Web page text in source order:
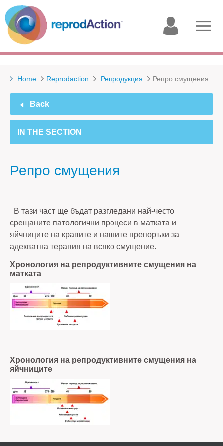
account
Home Reprodaction Репродукция Репро смущения
Back
IN THE SECTION
Репро смущения
В тази част ще бъдат разгледани най-често
срещаните патологични процеси в матката и
яйчниците на кравите и нашите препоръки за
адекватна терапия на всяко смущение.
Хронология на репродуктивните смущения на
матката
Хронология на репродуктивните смущения на
яйчниците